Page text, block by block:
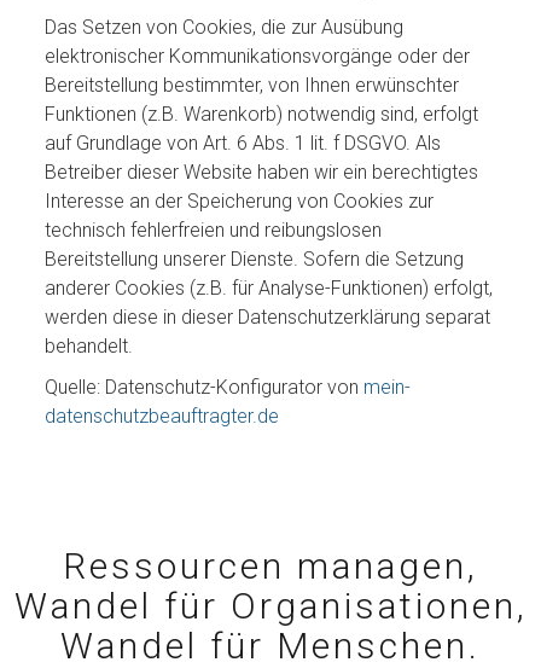
Das Setzen von Cookies, die zur Ausübung
elektronischer Kommunikationsvorgänge oder der
Bereitstellung bestimmter, von Ihnen erwünschter
Funktionen (z.B. Warenkorb) notwendig sind, erfolgt
auf Grundlage von Art. 6 Abs. 1 lit. f DSGVO. Als
Betreiber dieser Website haben wir ein berechtigtes
Interesse an der Speicherung von Cookies zur
technisch fehlerfreien und reibungslosen
Bereitstellung unserer Dienste. Sofern die Setzung
anderer Cookies (z.B. für Analyse-Funktionen) erfolgt,
werden diese in dieser Datenschutzerklärung separat
behandelt.
Quelle: Datenschutz-Konfigurator von mein-
datenschutzbeauftragter.de
Ressourcen managen,
Wandel für Organisationen,
Wandel für Menschen.